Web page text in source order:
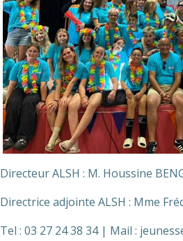
Directeur ALSH : M. Houssine
Directrice adjointe ALSH : Mme
Tel : 03 27 24 38 34 | Mail :